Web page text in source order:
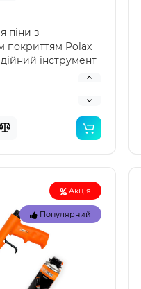
басейн
x 85 x 23 см) -
басейн
57100 — це
піни з
покриттям Polax
інструмент
викор..
Акція
Популярний